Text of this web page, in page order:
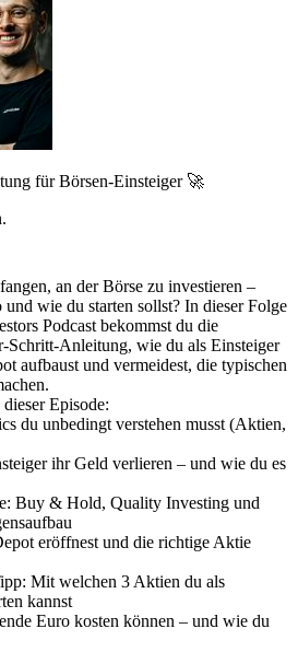
für Börsen-Einsteiger 🚀
an der Börse zu investieren –
wie du starten sollst? In dieser Folge
Podcast bekommst du die
Schritt-Anleitung, wie du als Einsteiger
aufbaust und vermeidest, die typischen
Episode:
du unbedingt verstehen musst (Aktien,
ihr Geld verlieren – und wie du es
Buy & Hold, Quality Investing und
eröffnest und die richtige Aktie
Mit welchen 3 Aktien du als
kannst
Euro kosten können – und wie du